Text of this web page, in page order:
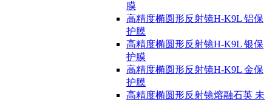
膜
高精度椭圆形反射镜H-K9L 铝保
护膜
高精度椭圆形反射镜H-K9L 银保
护膜
高精度椭圆形反射镜H-K9L 金保
护膜
高精度椭圆形反射镜熔融石英 未